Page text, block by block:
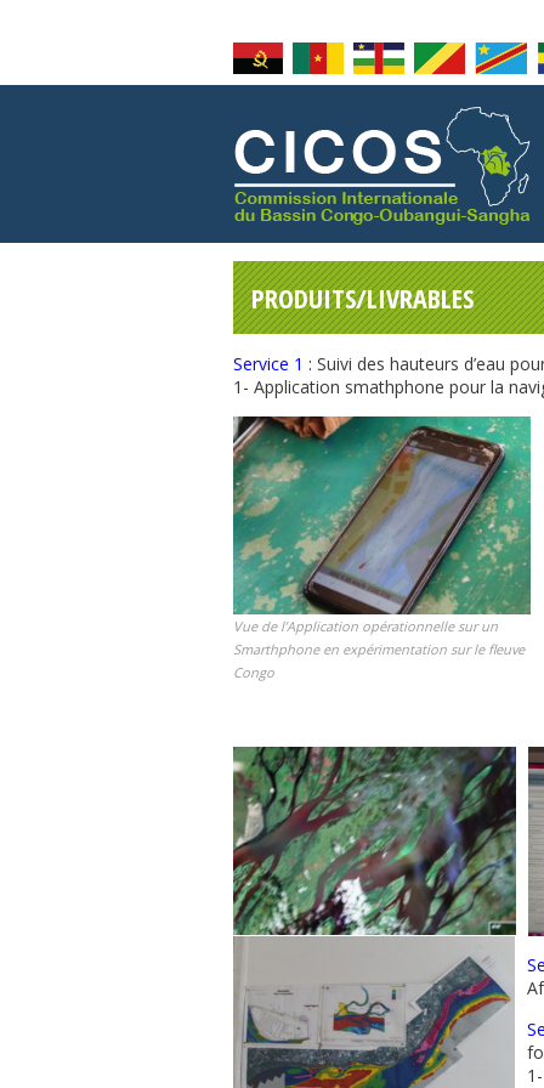
PRODUITS/LIVRABLES
Service 1 : Suivi des hauteurs d’eau
1- Application smathphone pour la
Vue de l’Application opérationnelle sur un
Smarthphone en expérimentation sur le fleuve
Congo